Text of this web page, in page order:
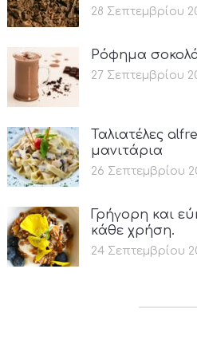
28 Σεπτεμβρίου
Ρόφημα
27 Σεπτεμβρίου
Ταλιατέλες
μανιτάρια
26 Σεπτεμβρίου
Γρήγορη και
κάθε χρήση.
24 Σεπτεμβρίου